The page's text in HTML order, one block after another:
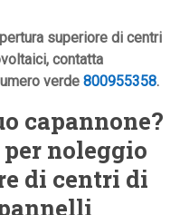
superiore di centri
contatta
verde800955358.
capannone?
per noleggio
di centri di